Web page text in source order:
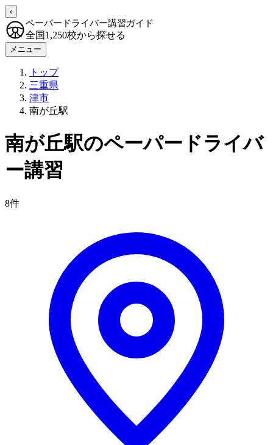
‹
ペーパードライバー講習ガイド
全国1,250校から探せる
メニュー
トップ
三重県
津市
南が丘駅
南が丘駅のペーパードライバ
ー講習
8件